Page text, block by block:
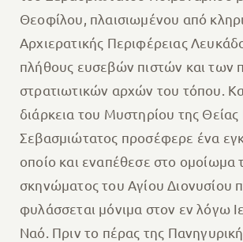
Θεοφίλου, πλαισιωμένου από
Αρχιερατικής Περιφέρειας
πλήθους ευσεβών πιστών και των
στρατιωτικών αρχών του τόπου.
διάρκεια του Μυστηρίου της Θείας
Σεβασμιώτατος προσέφερε ένα
οποίο και εναπέθεσε στο ομοίωμα
σκηνώματος του Αγίου Διονυσίου
φυλάσσεται μόνιμα στον εν λόγω
Ναό. Πριν το πέρας της